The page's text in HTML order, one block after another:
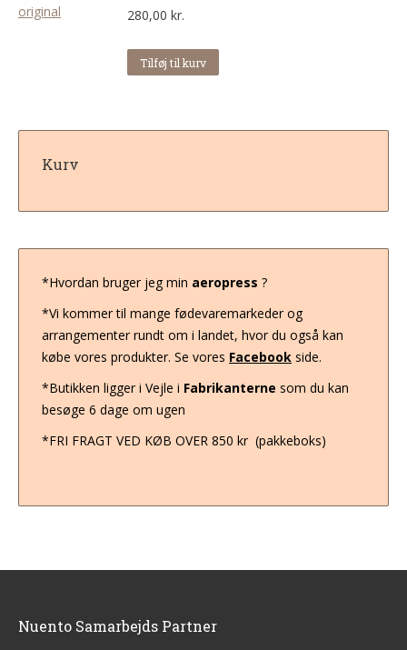
280,00 kr.
Tilføj til kurv
Kurv
*Hvordan bruger jeg min aeropress ?
*Vi kommer til mange fødevaremarkeder og
arrangementer rundt om i landet, hvor du også kan
købe vores produkter. Se vores Facebook side.
*Butikken ligger i Vejle i Fabrikanterne som du kan
besøge 6 dage om ugen
*FRI FRAGT VED KØB OVER 850 kr (pakkeboks)
Nuento Samarbejds Partner